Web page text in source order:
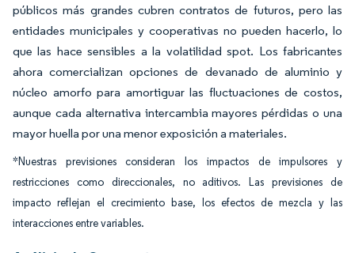
públicos más grandes cubren contratos de futuros, pero las
entidades municipales y cooperativas no pueden hacerlo, lo
que las hace sensibles a la volatilidad spot. Los fabricantes
ahora comercializan opciones de devanado de aluminio y
núcleo amorfo para amortiguar las fluctuaciones de costos,
aunque cada alternativa intercambia mayores pérdidas o una
mayor huella por una menor exposición a materiales.
*Nuestras previsiones consideran los impactos de impulsores y
restricciones como direccionales, no aditivos. Las previsiones de
impacto reflejan el crecimiento base, los efectos de mezcla y las
interacciones entre variables.